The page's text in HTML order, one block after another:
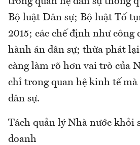
Bộ luật Dân sự; Bộ luật Tố
2015; các chế định như
hành án dân sự; thừa phát
càng làm rõ hơn vai trò của
chỉ trong quan hệ kinh tế mà
dân sự.
Tách quản lý Nhà nước khỏi
doanh